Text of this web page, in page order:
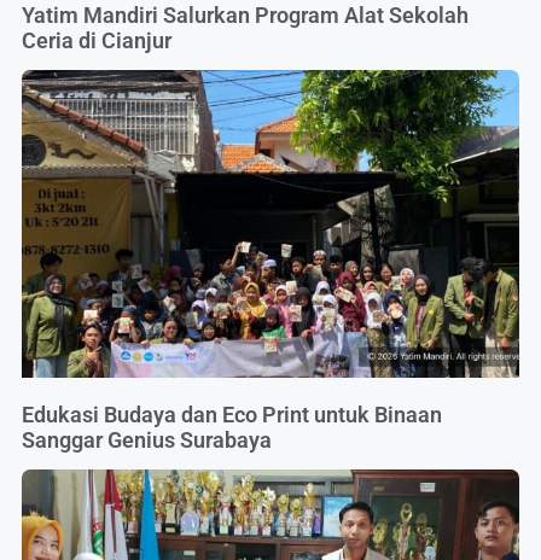
Yatim Mandiri Salurkan Program Alat Sekolah
Ceria di Cianjur
Edukasi Budaya dan Eco Print untuk Binaan
Sanggar Genius Surabaya